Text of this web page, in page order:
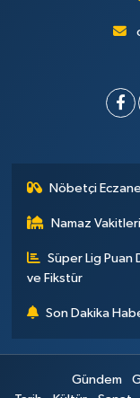
Nöbetçi
Namaz Vakitleri
Süper Lig Puan
ve Fikstür
Son Dakika
Gündem